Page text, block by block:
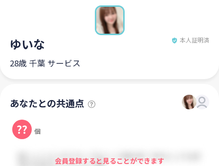
ゆいな 本人証明済
28歳 千葉 サービス
あなたとの共通点
?? 個
会員登録すると見ることができます